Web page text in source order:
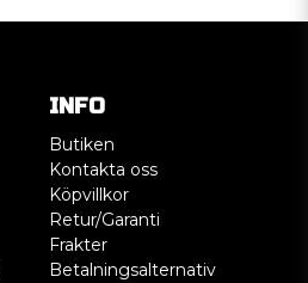
INFO
Butiken
Kontakta oss
Köpvillkor
Retur/Garanti
Frakter
Betalningsalternativ